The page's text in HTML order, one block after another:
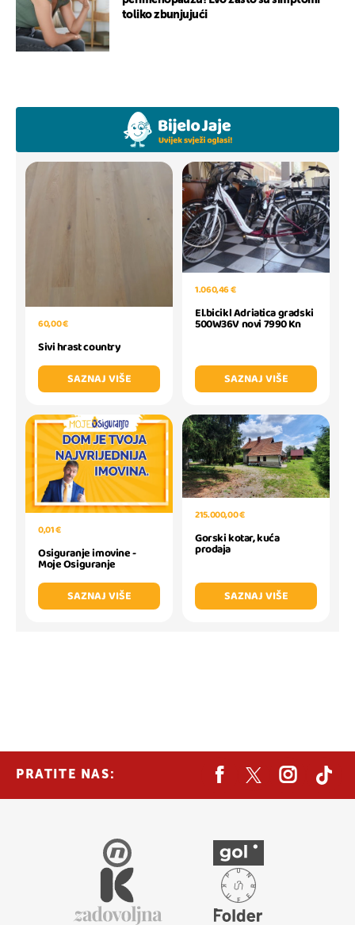
toliko zbunjujući
60,00 €
Sivi hrast country
SAZNAJ VIŠE
1.060,46 €
El.bicikl Adriatica gradski
500W36V novi 7990 Kn
SAZNAJ VIŠE
0,01 €
Osiguranje imovine -
Moje Osiguranje
SAZNAJ VIŠE
215.000,00 €
Gorski kotar, kuća
prodaja
SAZNAJ VIŠE
PRATITE NAS: